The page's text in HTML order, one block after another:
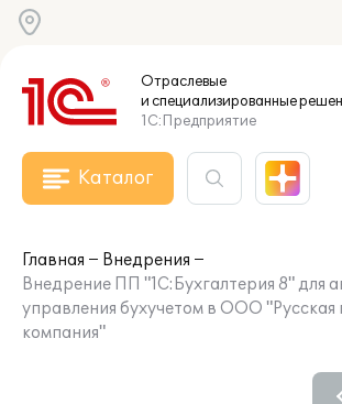
Отраслевые
и специализированные
1С:Предприятие
Каталог
Главная
Внедрения
Внедрение ПП "1C:Бухгалтерия 8" для
управления бухучетом в ООО "Русская
компания"